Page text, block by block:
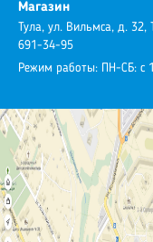
Магазин
Тула, ул. Вильмса, д. 32,
691-34-95
Режим работы: ПН-СБ: с